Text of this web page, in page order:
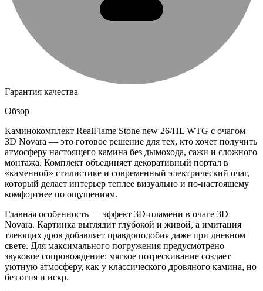
Гарантия качества
Обзор
Каминокомплект RealFlame Stone new 26/HL WTG с очагом
3D Novara — это готовое решение для тех, кто хочет получить
атмосферу настоящего камина без дымохода, сажи и сложного
монтажа. Комплект объединяет декоративный портал в
«каменной» стилистике и современный электрический очаг,
который делает интерьер теплее визуально и по-настоящему
комфортнее по ощущениям.
Главная особенность — эффект 3D-пламени в очаге 3D
Novara. Картинка выглядит глубокой и живой, а имитация
тлеющих дров добавляет правдоподобия даже при дневном
свете. Для максимального погружения предусмотрено
звуковое сопровождение: мягкое потрескивание создает
уютную атмосферу, как у классического дровяного камина, но
без огня и искр.